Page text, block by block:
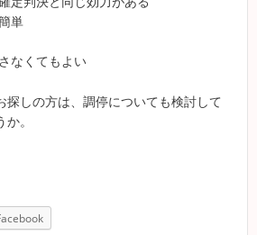
単
なくてもよい
探しの方は、調停についても検討して
。